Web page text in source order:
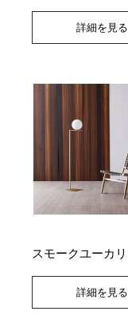
詳細を見る
スモークユーカリ
詳細を見る